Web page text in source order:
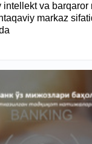
intellekt va
markaz